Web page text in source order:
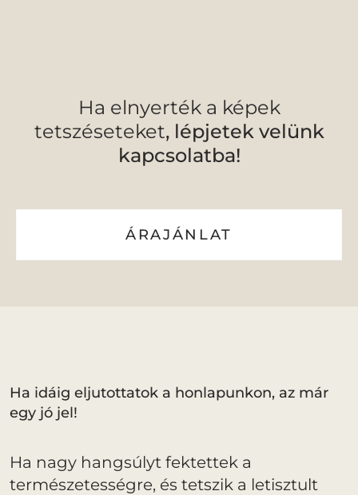
Ha elnyerték a képek
tetszéseteket, lépjetek velünk
kapcsolatba!
ÁRAJÁNLAT
Ha idáig eljutottatok a honlapunkon, az már
egy jó jel!
Ha nagy hangsúlyt fektettek a
természetességre, és tetszik a letisztult